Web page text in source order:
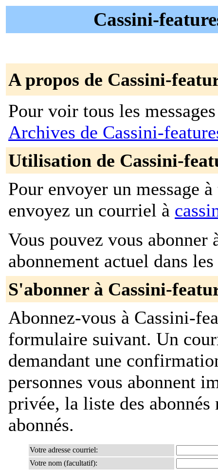
Cassini-
A propos de Cassini-
Pour voir tous les
Archives de Cassini-
Utilisation de Cassini-
Pour envoyer un message
envoyez un courriel à
Vous pouvez vous
abonnement actuel dans
S'abonner à Cassini-
Abonnez-vous à Cassini-
formulaire suivant. Un
demandant une
personnes vous abonnent
privée, la liste des
abonnés.
Votre adresse courriel:
Votre nom (facultatif):